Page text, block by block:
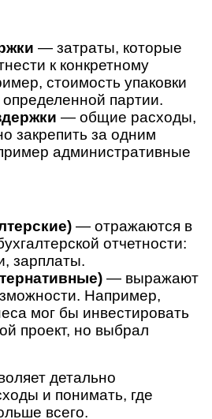
— затраты, которые
к конкретному
стоимость упаковки
партии.
— общие расходы,
закрепить за одним
административные
— отражаются в
отчетности:
зарплаты.
— выражают
Например,
мог бы инвестировать
проект, но выбрал
детально
и понимать, где
всего.